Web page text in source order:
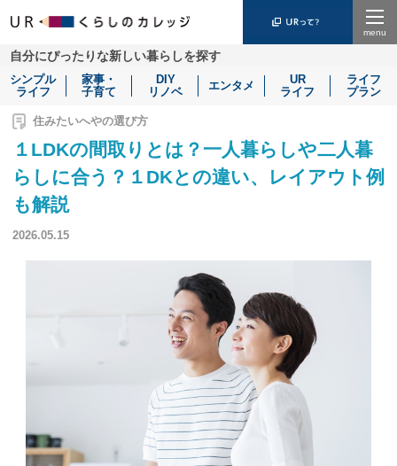
自分にぴったりな新しい暮らしを探す
シンプル
ライフ
家事・
子育て
DIY
リノベ
エンタメ
UR
ライフ
ライフ
プラン
住みたいへやの選び方
１LDKの間取りとは？一人暮らしや二人暮
らしに合う？１DKとの違い、レイアウト例
も解説
2026.05.15